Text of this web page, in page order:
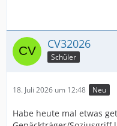
CV32026
Schüler
18. Juli 2026 um 12:48 Neu
Habe heute mal etwas